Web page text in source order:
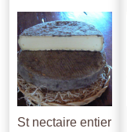
St nectaire entier